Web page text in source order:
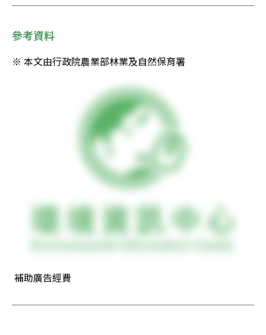
參考資料
※ 本文由行政院農業部林業及自然保育署
補助廣告經費